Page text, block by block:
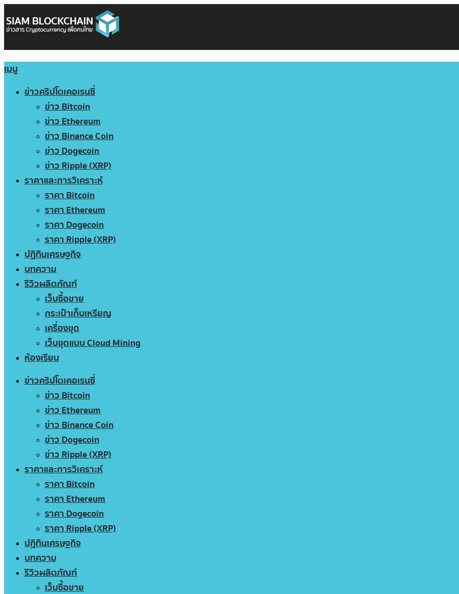
เมนู
ข่าวคริปโตเคอเรนซี่
ข่าว Bitcoin
ข่าว Ethereum
ข่าว Binance Coin
ข่าว Dogecoin
ข่าว Ripple (XRP)
ราคาและการวิเคราะห์
ราคา Bitcoin
ราคา Ethereum
ราคา Dogecoin
ราคา Ripple (XRP)
ปฏิทินเศรษฐกิจ
บทความ
รีวิวผลิตภัณฑ์
เว็บซื้อขาย
กระเป๋าเก็บเหรียญ
เครื่องขุด
เว็บขุดแบบ Cloud Mining
ห้องเรียน
ข่าวคริปโตเคอเรนซี่
ข่าว Bitcoin
ข่าว Ethereum
ข่าว Binance Coin
ข่าว Dogecoin
ข่าว Ripple (XRP)
ราคาและการวิเคราะห์
ราคา Bitcoin
ราคา Ethereum
ราคา Dogecoin
ราคา Ripple (XRP)
ปฏิทินเศรษฐกิจ
บทความ
รีวิวผลิตภัณฑ์
เว็บซื้อขาย